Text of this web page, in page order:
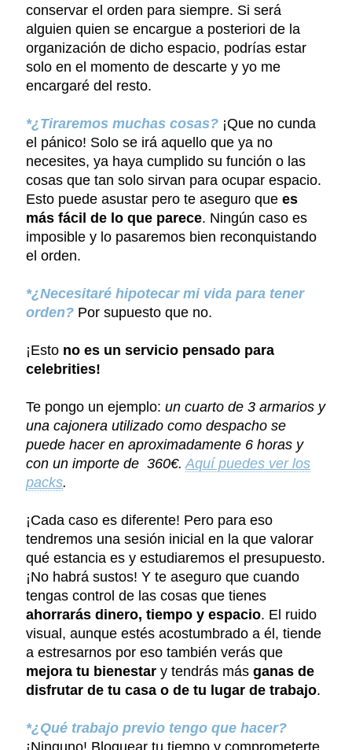
conservar el orden para siempre. Si será
alguien quien se encargue a posteriori de la
organización de dicho espacio, podrías estar
solo en el momento de descarte y yo me
encargaré del resto.
*¿Tiraremos muchas cosas? ¡Que no cunda
el pánico! Solo se irá aquello que ya no
necesites, ya haya cumplido su función o las
cosas que tan solo sirvan para ocupar espacio.
Esto puede asustar pero te aseguro que es
más fácil de lo que parece. Ningún caso es
imposible y lo pasaremos bien reconquistando
el orden.
*¿Necesitaré hipotecar mi vida para tener
orden? Por supuesto que no.
¡Esto no es un servicio pensado para
celebrities!
Te pongo un ejemplo: un cuarto de 3 armarios y
una cajonera utilizado como despacho se
puede hacer en aproximadamente 6 horas y
con un importe de 360€. Aquí puedes ver los
packs.
¡Cada caso es diferente! Pero para eso
tendremos una sesión inicial en la que valorar
qué estancia es y estudiaremos el presupuesto.
¡No habrá sustos! Y te aseguro que cuando
tengas control de las cosas que tienes
ahorrarás dinero, tiempo y espacio. El ruido
visual, aunque estés acostumbrado a él, tiende
a estresarnos por eso también verás que
mejora tu bienestar y tendrás más ganas de
disfrutar de tu casa o de tu lugar de trabajo.
*¿Qué trabajo previo tengo que hacer?
¡Ninguno! Bloquear tu tiempo y comprometerte